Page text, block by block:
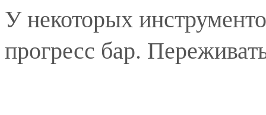
У некоторых
прогресс бар.